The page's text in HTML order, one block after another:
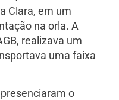
Clara, em um
na orla. A
realizava um
uma faixa
o